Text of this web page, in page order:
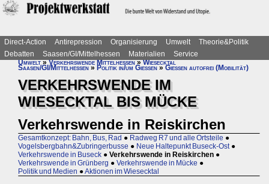
Direct-Action Antirepression Organisierung Umwelt
Theorie&Politik
Debatten
Saasen/GI/Mittelhessen Materialien
Service
Umwelt»Verkehrswende Mittelhessen»Wiesecktal
Saasen/GI/Mittelhessen » Politik in/um Gießen » Gießen autofrei (Mobilität)
VERKEHRSWENDE IM
WIESECKTAL BIS MÜCKE
Verkehrswende in Reiskirchen
Gesamtkonzept: Bahn, Bus, Rad ● Radweg R7 und alle Ortsteile ●
Vogelsbergbahn&Zubringerbusse ● Neue Haltepunkt Buseck-Ost ●
Verkehrswende in Buseck ● Verkehrswende in Reiskirchen ●
Verkehrswende in Grünberg ● Verkehrswende in Mücke ●
Politik und Medien ●Aktionen im Wiesecktal